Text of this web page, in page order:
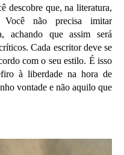
descobre que, na literatura,
não precisa imitar
achando que assim será
Cada escritor deve se
com o seu estilo. É isso
à liberdade na hora de
vontade e não aquilo que